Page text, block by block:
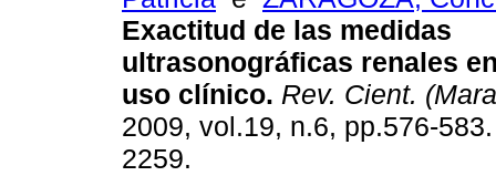
Exactitud de las medidas
ultrasonográficas renales
uso clínico. Rev. Cient.
2009, vol.19, n.6, pp.576-
2259.